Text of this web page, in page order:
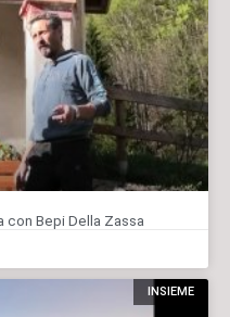
con Bepi Della Zassa
INSIEME